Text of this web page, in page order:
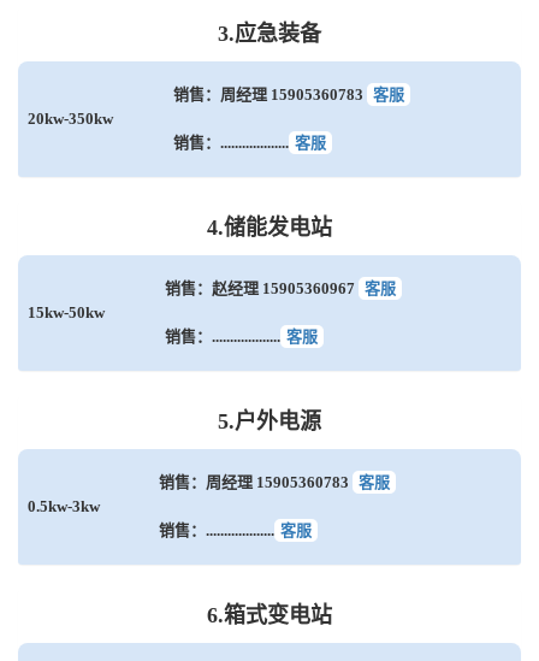
3.应急装备
20kw-350kw
销售：周经理 15905360783 客服
销售：................... 客服
4.储能发电站
15kw-50kw
销售：赵经理 15905360967 客服
销售：................... 客服
5.户外电源
0.5kw-3kw
销售：周经理 15905360783 客服
销售：................... 客服
6.箱式变电站